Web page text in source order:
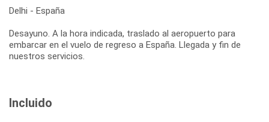
Delhi - España
Desayuno. A la hora indicada, traslado al aeropuerto para
embarcar en el vuelo de regreso a España. Llegada y fin de
nuestros servicios.
Incluido